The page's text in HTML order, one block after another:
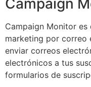
Campaign
Campaign Monitor
marketing por correo
enviar correos
electrónicos a tus
formularios de